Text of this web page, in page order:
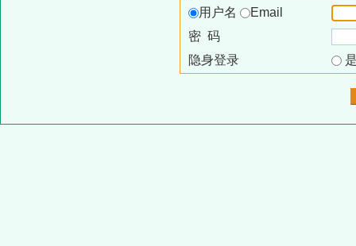
用户名
Email
密 码
隐身登录